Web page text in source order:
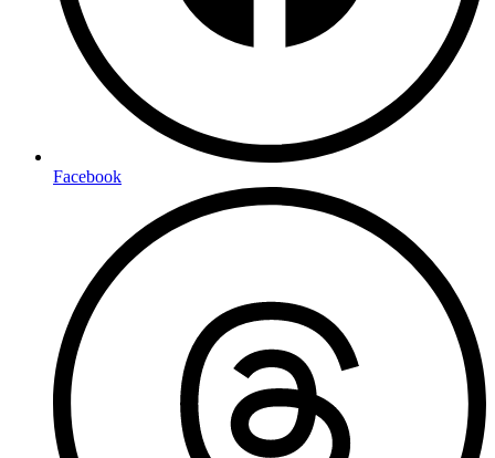
Facebook